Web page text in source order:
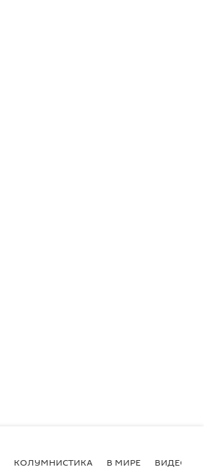
КОЛУМНИСТИКА В МИРЕ ВИДЕО